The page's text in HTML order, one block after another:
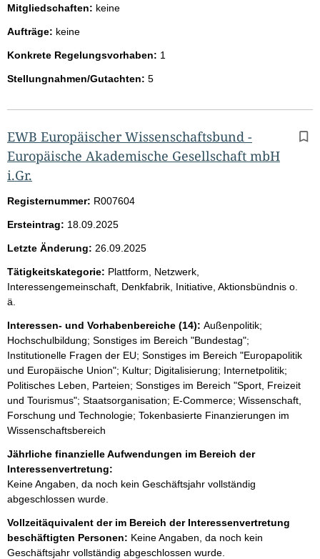
Mitgliedschaften: keine
Aufträge: keine
Konkrete Regelungsvorhaben: 1
Stellungnahmen/Gutachten: 5
EWB Europäischer Wissenschaftsbund -
Europäische Akademische Gesellschaft mbH
i.Gr.
Registernummer: R007604
Ersteintrag: 18.09.2025
Letzte Änderung: 26.09.2025
Tätigkeitskategorie: Plattform, Netzwerk,
Interessengemeinschaft, Denkfabrik, Initiative, Aktionsbündnis o.
ä.
Interessen- und Vorhabenbereiche (14): Außenpolitik;
Hochschulbildung; Sonstiges im Bereich "Bundestag";
Institutionelle Fragen der EU; Sonstiges im Bereich "Europapolitik
und Europäische Union"; Kultur; Digitalisierung; Internetpolitik;
Politisches Leben, Parteien; Sonstiges im Bereich "Sport, Freizeit
und Tourismus"; Staatsorganisation; E-Commerce; Wissenschaft,
Forschung und Technologie; Tokenbasierte Finanzierungen im
Wissenschaftsbereich
Jährliche finanzielle Aufwendungen im Bereich der
Interessenvertretung:
Keine Angaben, da noch kein Geschäftsjahr vollständig
abgeschlossen wurde.
Vollzeitäquivalent der im Bereich der Interessenvertretung
beschäftigten Personen: Keine Angaben, da noch kein
Geschäftsjahr vollständig abgeschlossen wurde.